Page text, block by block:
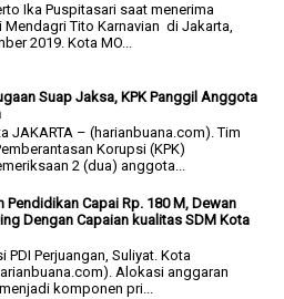
Ika Puspitasari saat menerima
Mendagri Tito Karnavian di Jakarta,
2019. Kota MO...
Suap Jaksa, KPK Panggil Anggota
JAKARTA – (harianbuana.com). Tim
Korupsi (KPK)
2 (dua) anggota...
Capai Rp. 180 M, Dewan
Dengan Capaian kualitas SDM Kota
PDI Perjuangan, Suliyat. Kota
Alokasi anggaran
komponen pri...